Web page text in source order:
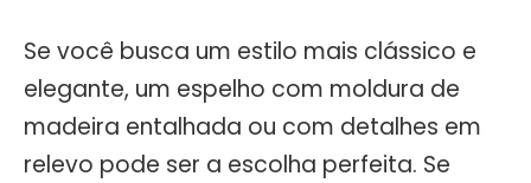
Se você busca um estilo mais clássico e
elegante, um espelho com moldura de
madeira entalhada ou com detalhes em
relevo pode ser a escolha perfeita. Se